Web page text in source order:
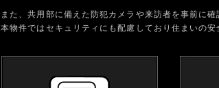
また、共用部に備えた防犯カメラや来訪者を事前に
本物件ではセキュリティにも配慮しており住まいの安